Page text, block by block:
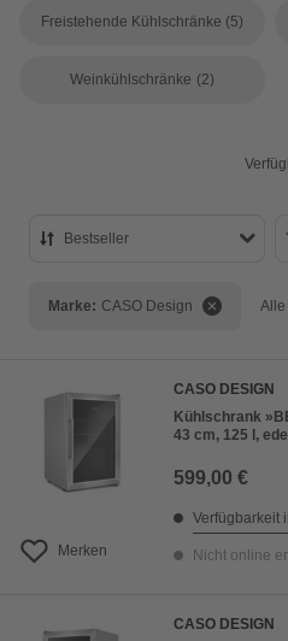
Freistehende Kühlschränke (5)
Weinkühlschränke (2)
Bestseller
Marke: CASO Design Alle
Merken
CASO DESIGN
Kühlschrank
43 cm, 125 l,
599,00 €
Verfügbarkeit
Nicht online
CASO DESIGN